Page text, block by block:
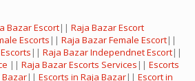
Bazar Escort|| Raja Bazar Escort
Escorts || Raja Bazar Female Escort||
|| Raja Bazar Independnet Escort||
|| Raja Bazar Escorts Services || Escorts
Bazar|| Escorts in Raja Bazar|| Escort in